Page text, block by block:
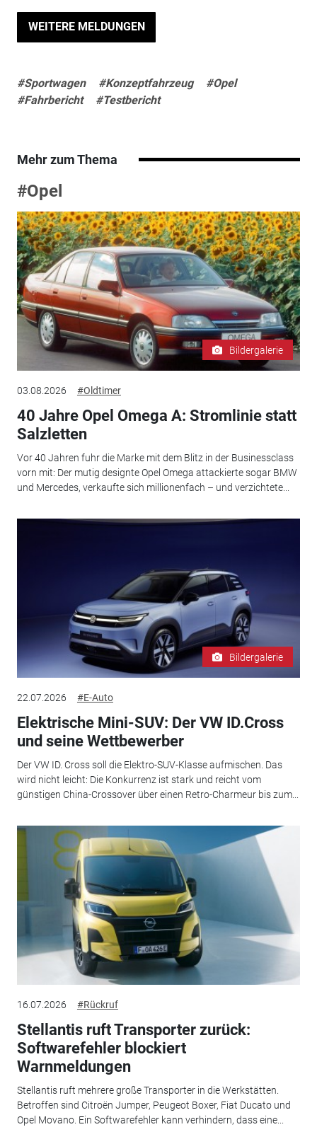
WEITERE MELDUNGEN
#Sportwagen #Konzeptfahrzeug
#Opel
#Fahrbericht
#Testbericht
Mehr zum Thema
#Opel
Bildergalerie
03.08.2026 #Oldtimer
40 Jahre Opel Omega A: Stromlinie statt
Salzletten
Vor 40 Jahren fuhr die Marke mit dem Blitz in der Businessclass
vorn mit: Der mutig designte Opel Omega attackierte sogar BMW
und Mercedes, verkaufte sich millionenfach – und verzichtete...
Bildergalerie
22.07.2026 #E-Auto
Elektrische Mini-SUV: Der VW ID.Cross
und seine Wettbewerber
Der VW ID. Cross soll die Elektro-SUV-Klasse aufmischen. Das
wird nicht leicht: Die Konkurrenz ist stark und reicht vom
günstigen China-Crossover über einen Retro-Charmeur bis zum...
16.07.2026 #Rückruf
Stellantis ruft Transporter zurück:
Softwarefehler blockiert
Warnmeldungen
Stellantis ruft mehrere große Transporter in die Werkstätten.
Betroffen sind Citroën Jumper, Peugeot Boxer, Fiat Ducato und
Opel Movano. Ein Softwarefehler kann verhindern, dass eine...